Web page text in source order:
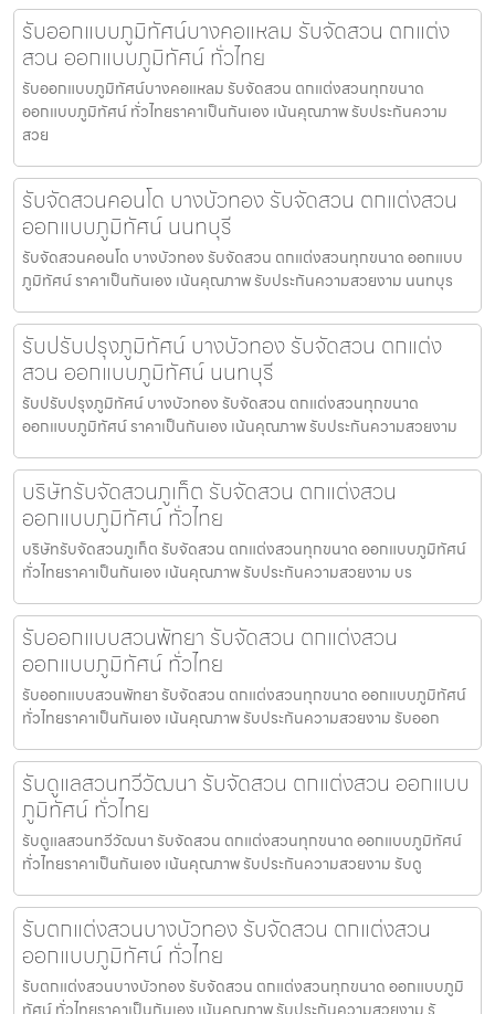
รับออกแบบภูมิทัศน์บางคอแหลม รับจัดสวน ตกแต่ง
สวน ออกแบบภูมิทัศน์ ทั่วไทย
รับออกแบบภูมิทัศน์บางคอแหลม รับจัดสวน ตกแต่งสวนทุกขนาด
ออกแบบภูมิทัศน์ ทั่วไทยราคาเป็นกันเอง เน้นคุณภาพ รับประกันความ
สวย
รับจัดสวนคอนโด บางบัวทอง รับจัดสวน ตกแต่งสวน
ออกแบบภูมิทัศน์ นนทบุรี
รับจัดสวนคอนโด บางบัวทอง รับจัดสวน ตกแต่งสวนทุกขนาด ออกแบบ
ภูมิทัศน์ ราคาเป็นกันเอง เน้นคุณภาพ รับประกันความสวยงาม นนทบุร
รับปรับปรุงภูมิทัศน์ บางบัวทอง รับจัดสวน ตกแต่ง
สวน ออกแบบภูมิทัศน์ นนทบุรี
รับปรับปรุงภูมิทัศน์ บางบัวทอง รับจัดสวน ตกแต่งสวนทุกขนาด
ออกแบบภูมิทัศน์ ราคาเป็นกันเอง เน้นคุณภาพ รับประกันความสวยงาม
บริษัทรับจัดสวนภูเก็ต รับจัดสวน ตกแต่งสวน
ออกแบบภูมิทัศน์ ทั่วไทย
บริษัทรับจัดสวนภูเก็ต รับจัดสวน ตกแต่งสวนทุกขนาด ออกแบบภูมิทัศน์
ทั่วไทยราคาเป็นกันเอง เน้นคุณภาพ รับประกันความสวยงาม บร
รับออกแบบสวนพัทยา รับจัดสวน ตกแต่งสวน
ออกแบบภูมิทัศน์ ทั่วไทย
รับออกแบบสวนพัทยา รับจัดสวน ตกแต่งสวนทุกขนาด ออกแบบภูมิทัศน์
ทั่วไทยราคาเป็นกันเอง เน้นคุณภาพ รับประกันความสวยงาม รับออก
รับดูแลสวนทวีวัฒนา รับจัดสวน ตกแต่งสวน ออกแบบ
ภูมิทัศน์ ทั่วไทย
รับดูแลสวนทวีวัฒนา รับจัดสวน ตกแต่งสวนทุกขนาด ออกแบบภูมิทัศน์
ทั่วไทยราคาเป็นกันเอง เน้นคุณภาพ รับประกันความสวยงาม รับดู
รับตกแต่งสวนบางบัวทอง รับจัดสวน ตกแต่งสวน
ออกแบบภูมิทัศน์ ทั่วไทย
รับตกแต่งสวนบางบัวทอง รับจัดสวน ตกแต่งสวนทุกขนาด ออกแบบภูมิ